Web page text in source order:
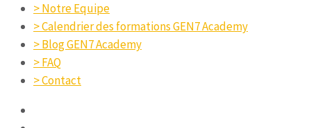
> Notre Equipe
> Calendrier des formations GEN7 Academy
> Blog GEN7 Academy
> FAQ
> Contact